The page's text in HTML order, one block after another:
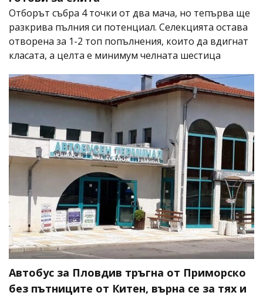
Отборът събра 4 точки от два мача, но тепърва ще
разкрива пълния си потенциал. Селекцията остава
отворена за 1-2 топ попълнения, които да вдигнат
класата, а целта е минимум челната шестица
Автобус за Пловдив тръгна от Приморско
без пътниците от Китен, върна се за тях и